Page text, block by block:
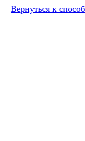
Вернуться к